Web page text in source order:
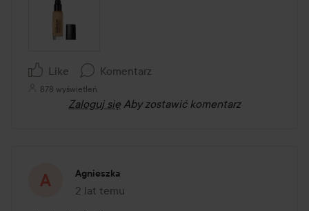
Like Komentarz
878 wyświetleń
Zaloguj się Aby zostawić komentarz
Agnieszka
2 lat temu
Post został utworzony 2 lat temu